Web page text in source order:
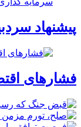
پیشنهاد
فشارهای